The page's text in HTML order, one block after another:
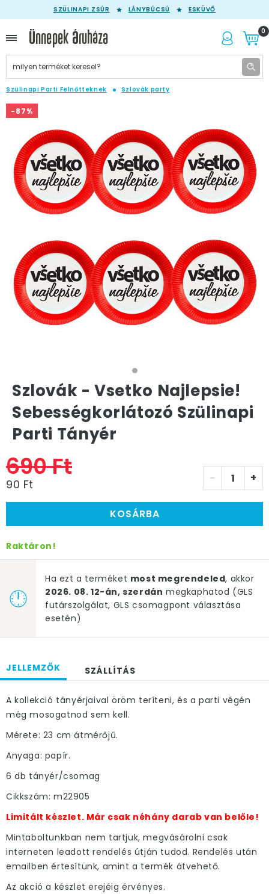
SZÜLINAPI ZSÚR LÁNYBÚCSÚ ESKÜVŐ
0
Szülinapi Parti Felnőtteknek Szlovák party
-87%
Szlovák - Vsetko Najlepsie!
Sebességkorlátozó Szülinapi
Parti Tányér
690 Ft
90 Ft - +
KOSÁRBA
Raktáron!
Ha ezt a terméket most megrendeled, akkor
2026. 08. 12-án, szerdán megkaphatod (GLS
futárszolgálat, GLS csomagpont választása
esetén)
JELLEMZŐK SZÁLLÍTÁS
A kollekció tányérjaival öröm teríteni, és a parti végén
még mosogatnod sem kell.
Mérete: 23 cm átmérőjű.
Anyaga: papír.
6 db tányér/csomag
Cikkszám: m22905
Limitált készlet. Már csak néhány darab van belőle!
Mintaboltunkban nem tartjuk, megvásárolni csak
interneten leadott rendelés útján tudod. Rendelés után
emailben értesítünk, amint a termék átvehető.
Az akció a készlet erejéig érvényes.